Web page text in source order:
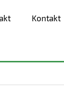
Kontakt